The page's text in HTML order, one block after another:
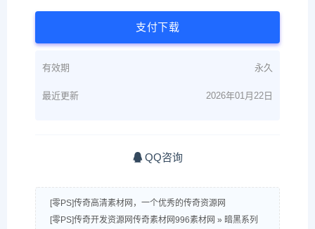
支付下载
有效期 永久
最近更新 2026年01月22日
QQ咨询
[零PS]传奇高清素材网，一个优秀的传奇资源网
[零PS]传奇开发资源网传奇素材网996素材网 » 暗黑系列